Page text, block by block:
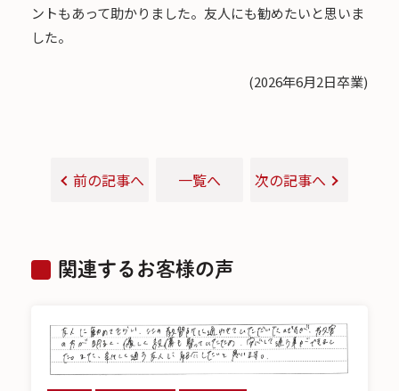
ントもあって助かりました。友人にも勧めたいと思いま
した。
(2026年6月2日卒業)
前の記事へ 一覧へ 次の記事へ
関連するお客様の声